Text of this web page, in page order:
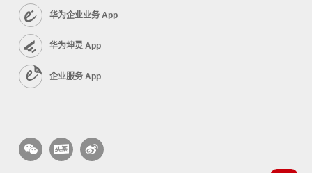
华为企业业务 App
华为坤灵 App
企业服务 App